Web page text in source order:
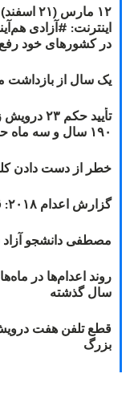
۱۲ مارس
در کشورهای خود
یک سال از
تأیید
۱۹۰ سال و سه ماه حبس برای ۲۳ درویش گنابادی قطعی شد
خطر از دست دادن
گزارش اعدام ۲۰۱۸: قصاص و بخشش
مصطفی دانشجو
سال گذشته
قطع تلفن هفت
بزرگ